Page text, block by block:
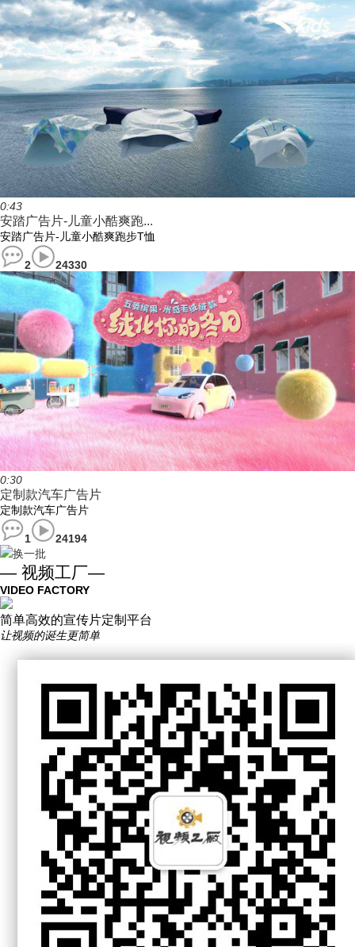
0:43
安踏广告片-儿童小酷爽跑...
安踏广告片-儿童小酷爽跑步T恤
2 24330
0:30
定制款汽车广告片
定制款汽车广告片
1
24194
换一批
— 视频工厂—
VIDEO FACTORY
简单高效的宣传片定制平台
让视频的诞生更简单